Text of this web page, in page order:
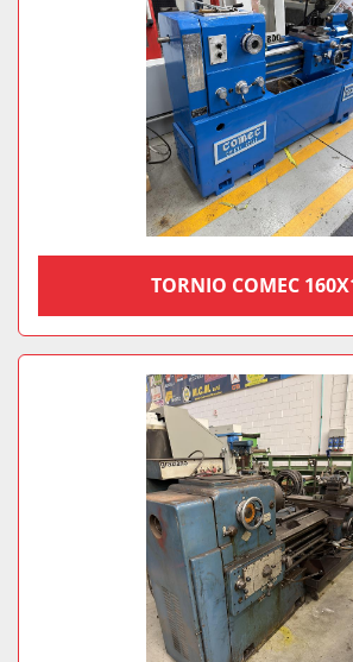
TORNIO COMEC